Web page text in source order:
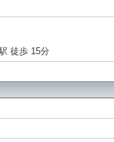
徒歩 15分